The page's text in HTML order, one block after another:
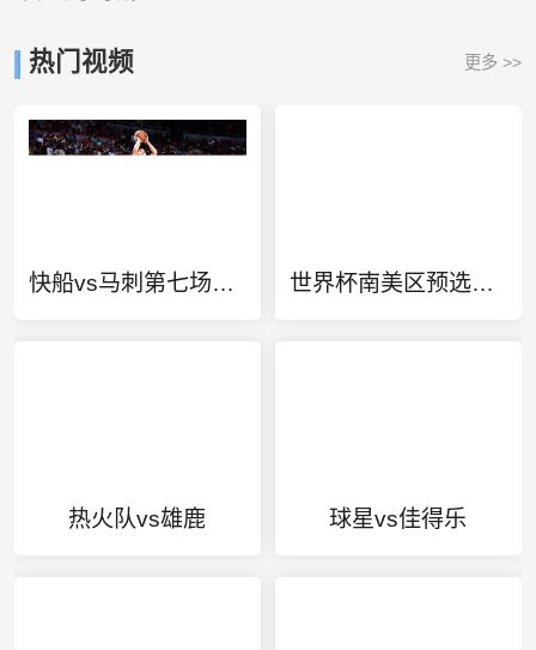
热门视频 更多 >>
快船vs马刺第七场数据 世界杯南美区预选赛多少轮了
热火队vs雄鹿 球星vs佳得乐